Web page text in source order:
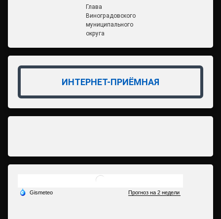
Глава
Виноградовского
муниципального
округа
ИНТЕРНЕТ-ПРИЁМНАЯ